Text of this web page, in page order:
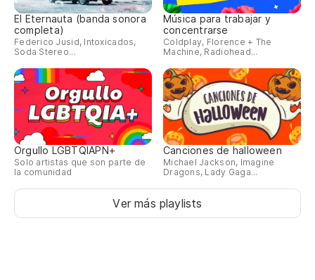
El Eternauta (banda sonora
completa)
Federico Jusid, Intoxicados,
Soda Stereo...
Música para trabajar y
concentrarse
Coldplay, Florence + The
Machine, Radiohead...
Orgullo LGBTQIAPN+
Solo artistas que son parte de
la comunidad
Canciones de halloween
Michael Jackson, Imagine
Dragons, Lady Gaga...
Ver más playlists